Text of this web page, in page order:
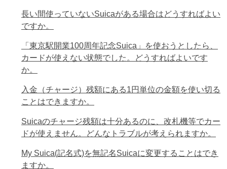
長い間使っていないSuicaがある場合はどうすればよい
ですか。
「東京駅開業100周年記念Suica」を使おうとしたら、
カードが使えない状態でした。どうすればよいです
か。
入金（チャージ）残額にある1円単位の金額を使い切る
ことはできますか。
Suicaのチャージ残額は十分あるのに、改札機等でカー
ドが使えません。どんなトラブルが考えられますか。
My Suica(記名式)を無記名Suicaに変更することはでき
ますか。